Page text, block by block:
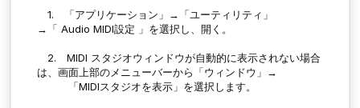
1. 「アプリケーション」→「ユーティリティ」
→「 Audio MIDI設定 」を選択し、開く。
2. MIDI スタジオウィンドウが自動的に表示されない場合
は、画面上部のメニューバーから「ウィンドウ」→
「MIDIスタジオを表示」を選択します。